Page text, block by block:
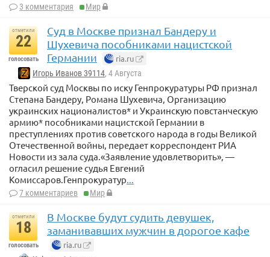
3 комментария Мир
отметили
22
голосовать
Суд в Москве признал Бандеру и
Шухевича пособниками нацистской
Германии
ria.ru
Игорь Иванов 39114, 4 Августа
Тверской суд Москвы по иску Генпрокуратуры РФ признал
Степана Бандеру, Романа Шухевича, Организацию
украинских националистов* и Украинскую повстанческую
армию* пособниками нацистской Германии в
преступлениях против советского народа в годы Великой
Отечественной войны, передает корреспондент РИА
Новости из зала суда.«Заявление удовлетворить», —
огласил решение судья Евгений
Комиссаров.Генпрокуратур
7 комментариев Мир
отметили
18
голосовать
В Москве будут судить девушек,
заманивавших мужчин в дорогое кафе
ria.ru